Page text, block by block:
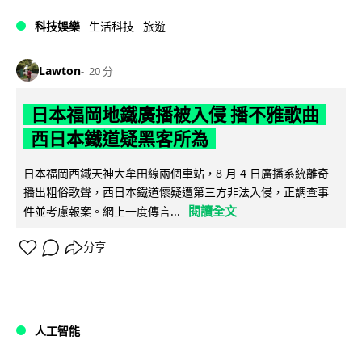
科技娛樂 生活科技 旅遊
Lawton 20 分
日本福岡地鐵廣播被入侵 播不雅歌曲
西日本鐵道疑黑客所為
日本福岡西鐵天神大牟田線兩個車站，8 月 4 日廣播系統離奇
播出粗俗歌聲，西日本鐵道懷疑遭第三方非法入侵，正調查事
件並考慮報案。網上一度傳言...
閱讀全文
分享
人工智能